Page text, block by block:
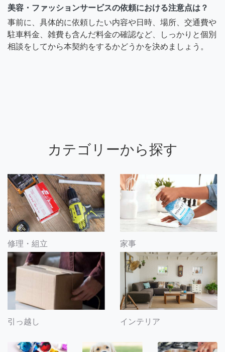
美容・ファッションサービスの依頼における注意点は？
事前に、具体的に依頼したい内容や日時、場所、交通費や
駐車料金、雑費も含んだ料金の確認など、しっかりと個別
相談をしてから本契約をするかどうかを決めましょう。
カテゴリーから探す
修理・組立 家事
引っ越し インテリア